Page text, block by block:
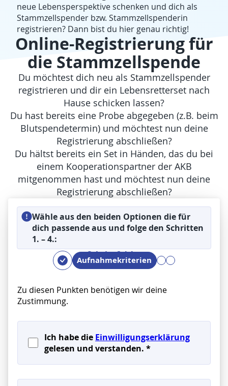
neue Lebensperspektive schenken und dich als
Stammzellspender bzw. Stammzellspenderin
registrieren? Dann bist du hier genau richtig!
Online-Registrierung für
die Stammzellspende
Du möchtest dich neu als Stammzellspender
registrieren und dir ein Lebensretterset nach
Hause schicken lassen?
Du hast bereits eine Probe abgegeben (z.B. beim
Blutspendetermin) und möchtest nun deine
Registrierung abschließen?
Du hältst bereits ein Set in Händen, das du bei
einem Kooperationspartner der AKB
mitgenommen hast und möchtest nun deine
Registrierung abschließen?
Wähle aus den beiden Optionen die für
dich passende aus und folge den Schritten
1. – 4.: